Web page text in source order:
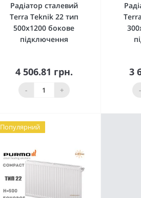
Радіатор сталевий
Terra Teknik 22 тип
500x1200 бокове
підключення
4 506.81 грн.
- +
Купити
3
-
Популярний